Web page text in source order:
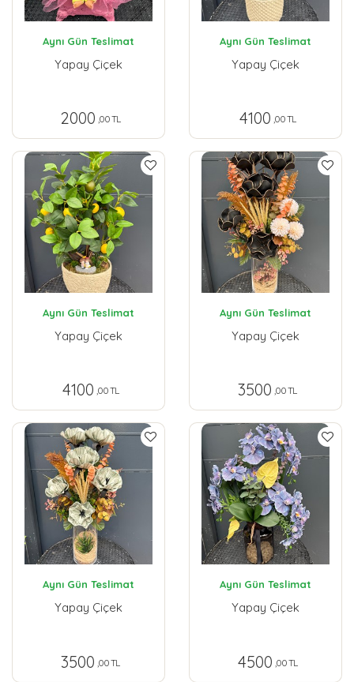
Aynı Gün Teslimat
Yapay Çiçek
2000 ,00 TL
Aynı Gün Teslimat
Yapay Çiçek
4100 ,00 TL
Aynı Gün Teslimat
Yapay Çiçek
4100 ,00 TL
Aynı Gün Teslimat
Yapay Çiçek
3500 ,00 TL
Aynı Gün Teslimat
Yapay Çiçek
3500 ,00 TL
Aynı Gün Teslimat
Yapay Çiçek
4500 ,00 TL